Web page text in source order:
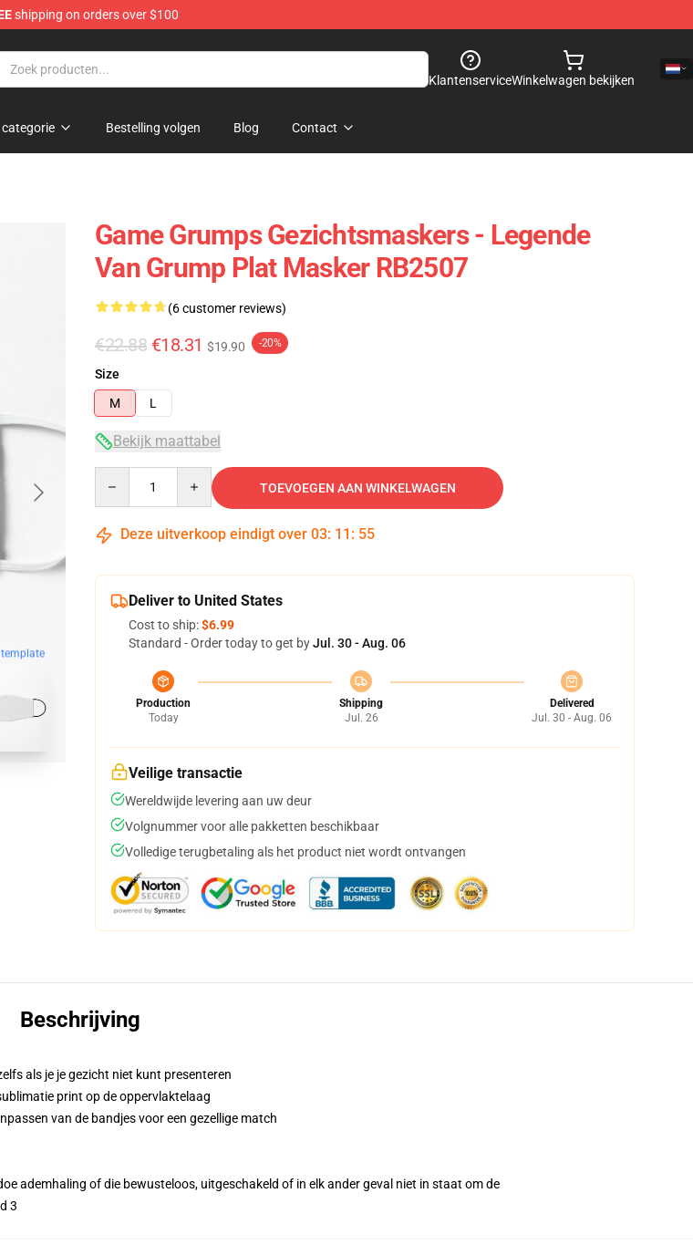
shipping on orders over $100
KlantenserviceWinkelwagen bekijken
categorie Bestelling volgen Blog Contact
Game Grumps Gezichtsmaskers - Legende
Van Grump Plat Masker RB2507
(6 customer reviews)
€22.88 €18.31 $19.90 -20%
Size
M
L
Bekijk maattabel
TOEVOEGEN AAN WINKELWAGEN
Deze uitverkoop eindigt over 03: 11 : 54
Deliver to United States
Cost to ship:$6.99
Standard - Order today to get byJul. 30 - Aug. 06
Production
Today
Shipping
Jul. 26
Delivered
Jul. 30 - Aug. 06
Veilige transactie
Wereldwijde levering aan uw deur
Volgnummer voor alle pakketten beschikbaar
Volledige terugbetaling als het product niet wordt ontvangen
Beschrijving
als je je gezicht niet kunt presenteren
print op de oppervlaktelaag
van de bandjes voor een gezellige match
ademhaling of die bewusteloos, uitgeschakeld of in elk ander geval niet in staat om de
3